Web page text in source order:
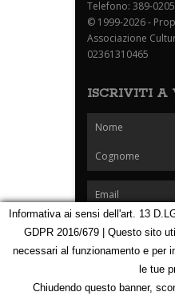
Telefono: 389-
© 1999-2026 -
Associazione
02361310465
ISCRIVITI A
Homepage Notizie
Partners
Informativa ai sensi dell'art. 13
GDPR 2016/679 | Questo sito
necessari al funzionamento e per
le tue
Chiudendo questo banner,